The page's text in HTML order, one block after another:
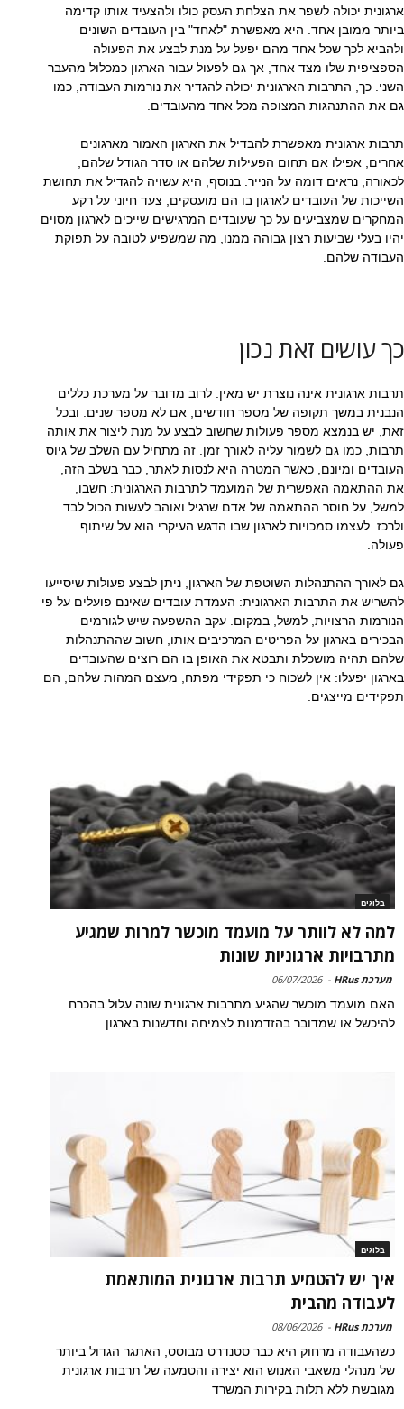
ארגונית יכולה לשפר את הצלחת העסק כולו ולהצעיד אותו קדימה
ביותר ממובן אחד. היא מאפשרת "לאחד" בין העובדים השונים
ולהביא לכך שכל אחד מהם יפעל על מנת לבצע את הפעולה
הספציפית שלו מצד אחד, אך גם לפעול עבור הארגון כמכלול מהעבר
השני. כך, התרבות הארגונית יכולה להגדיר את נורמות העבודה, כמו
גם את ההתנהגות המצופה מכל אחד מהעובדים.
תרבות ארגונית מאפשרת להבדיל את הארגון האמור מארגונים
אחרים, אפילו אם תחום הפעילות שלהם או סדר הגודל שלהם,
לכאורה, נראים דומה על הנייר. בנוסף, היא עשויה להגדיל את תחושת
השייכות של העובדים לארגון בו הם מועסקים, צעד חיוני על רקע
המחקרים שמצביעים על כך שעובדים המרגישים שייכים לארגון מסוים
יהיו בעלי שביעות רצון גבוהה ממנו, מה שמשפיע לטובה על תפוקת
העבודה שלהם.
כך עושים זאת נכון
תרבות ארגונית אינה נוצרת יש מאין. לרוב מדובר על מערכת כללים
הנבנית במשך תקופה של מספר חודשים, אם לא מספר שנים. ובכל
זאת, יש בנמצא מספר פעולות שחשוב לבצע על מנת ליצור את אותה
תרבות, כמו גם לשמור עליה לאורך זמן. זה מתחיל עם השלב של גיוס
העובדים ומיונם, כאשר המטרה היא לנסות לאתר, כבר בשלב הזה,
את ההתאמה האפשרית של המועמד לתרבות הארגונית: חשבו,
למשל, על חוסר ההתאמה של אדם שרגיל ואוהב לעשות הכול לבד
ולרכז לעצמו סמכויות לארגון שבו הדגש העיקרי הוא על שיתוף
פעולה.
גם לאורך ההתנהלות השוטפת של הארגון, ניתן לבצע פעולות שיסייעו
להשריש את התרבות הארגונית: העמדת עובדים שאינם פועלים על פי
הנורמות הרצויות, למשל, במקום. עקב ההשפעה שיש לגורמים
הבכירים בארגון על הפריטים המרכיבים אותו, חשוב שההתנהלות
שלהם תהיה מושכלת ותבטא את האופן בו הם רוצים שהעובדים
בארגון יפעלו: אין לשכוח כי תפקידי מפתח, מעצם המהות שלהם, הם
תפקידים מייצגים.
בלוגים
למה לא לוותר על מועמד מוכשר למרות שמגיע
מתרבויות ארגוניות שונות
מערכת HRus -
06/07/2026
האם מועמד מוכשר שהגיע מתרבות ארגונית שונה עלול בהכרח
להיכשל או שמדובר בהזדמנות לצמיחה וחדשנות בארגון
בלוגים
איך יש להטמיע תרבות ארגונית המותאמת
לעבודה מהבית
מערכת HRus -
08/06/2026
כשהעבודה מרחוק היא כבר סטנדרט מבוסס, האתגר הגדול ביותר
של מנהלי משאבי האנוש הוא יצירה והטמעה של תרבות ארגונית
מגובשת ללא תלות בקירות המשרד